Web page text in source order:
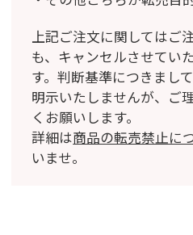
上記ご注文に関してはご
も、キャンセルさせてい
す。判断基準につきまし
明示いたしませんが、ご
くお願いします。
詳細は商品の転売禁止に
いませ。